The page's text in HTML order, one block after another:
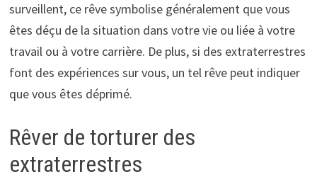
surveillent, ce rêve symbolise généralement que vous
êtes déçu de la situation dans votre vie ou liée à votre
travail ou à votre carrière. De plus, si des extraterrestres
font des expériences sur vous, un tel rêve peut indiquer
que vous êtes déprimé.
Rêver de torturer des
extraterrestres